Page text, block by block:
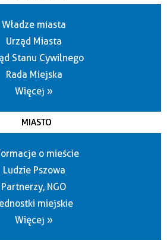
Władze miasta
Urząd Miasta
Stanu Cywilnego
Rada Miejska
Więcej »
MIASTO
o mieście
Ludzie Pszowa
Partnerzy, NGO
miejskie
Więcej »